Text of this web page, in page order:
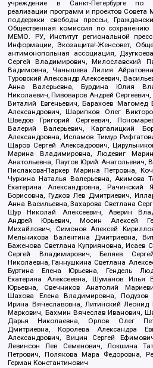
учреждение в Санкт-Петербурге по
реализации программ и проектов Совета
поддержки свободы прессы,
Общественная комиссия по сохранению
МЕМО. РУ, Институт региональной
Информации, Экозащита!-Женсовет,
антимонопольная ассоциация,
Сергей Владимирович, Милославский
Вадимовна, Чанышева Лилия
Туровский Александр Алексеевич,
Анна Валерьевна, Бурдина Юлия
Николаевич, Пивоваров Андрей Сергеевич,
Виталий Евгеньевич, Барахоев
Александрович, Шарипков Олег
Шведов Григорий Сергеевич,
Валерий Валерьевич, Каргалицкий
Александровна, Исламов Тимур
Щаров Сергей Алексадрович,
Марина Владимировна, Людевиг
Анатольевна, Паутов Юрий Анатольевич,
Пислакова-Паркер Марина Петровна,
Чуркина Наталья Валерьевна, Акимова
Екатерина Александровна,
Борисовна, Гудков Лев Дмитриевич,
Анна Васильевна, Захарова Светлана
Щур Николай Алексеевич, Аверин
Андрей Юрьевич, Мосин Алексей
Михайлович, Симонов Алексей
Мельникова Валентина Дмитриевна,
Баженова Светлана Куприяновна, Исаев
Сергей Владимирович, Беляев
Николаевна, Ганнушкина Светлана
Буртина Елена Юрьевна, Гендель
Екатерина Алексеевна, Шуманов Илья
Юрьевна, Свечников Анатолий
Шахова Елена Владимировна, Подузов
Ирина Вячеславовна, Литинский Леонид
Маркович, Бахмин Вячеслав Иванович,
Дарья Николаевна, Орлов Олег
Дмитриевна, Королева Александра
Александрович, Вицин Сергей
Левинсон Лев Семенович, Локшина
Петрович, Полякова Мара Федоровна,
Герман Константинович